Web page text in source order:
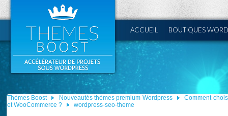
ACCUEIL BOUTIQUES
Thèmes Boost Nouveautés thèmes premium Wordpress
Comment
et WooCommerce ?
wordpress-seo-theme